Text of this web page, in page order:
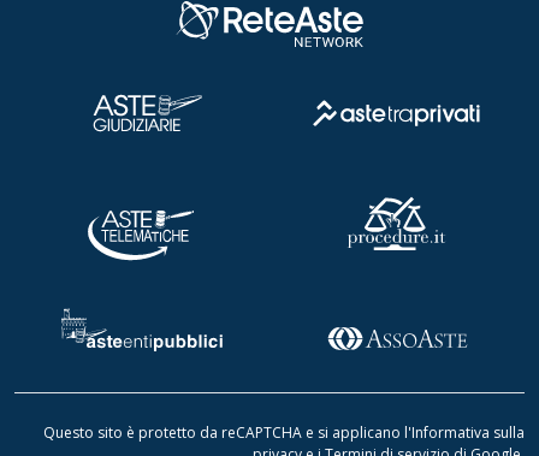
Questo sito è protetto da reCAPTCHA e si applicano l'Informativa sulla